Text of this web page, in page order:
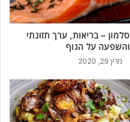
סלמון – בריאות, ערך תזונתי
והשפעה על הגוף
מרץ 29, 2020